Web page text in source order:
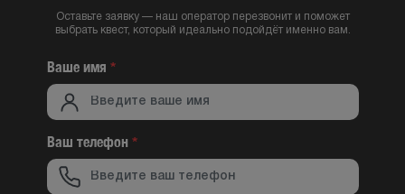
Оставьте заявку — наш оператор перезвонит и поможет
выбрать квест, который идеально подойдёт именно вам.
Ваше имя *
Ваш телефон*